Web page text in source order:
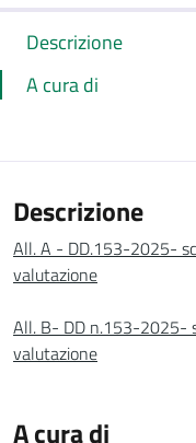
Descrizione
A cura di
Descrizione
All. A - DD.153-2025-
valutazione
All. B- DD n.153-2025-
valutazione
A cura di